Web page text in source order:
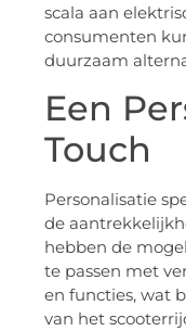
scala aan
consumenten
duurzaam
Een
Touch
Personalisatie
de
hebben de
te passen met
en functies, wat
van het